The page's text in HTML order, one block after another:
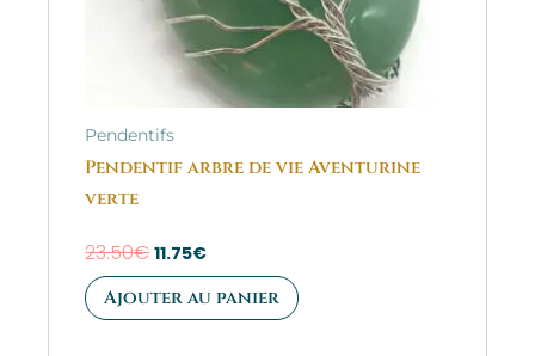
Pendentifs
Pendentif arbre de vie Aventurine
verte
23.50€ 11.75€
Ajouter au panier